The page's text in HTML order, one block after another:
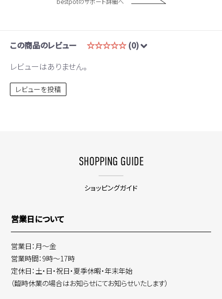
この商品のレビュー ☆☆☆☆☆ (0)
レビューはありません。
レビューを投稿
SHOPPING GUIDE
ショッピングガイド
営業日について
営業日：月～金
営業時間：9時～17時
定休日：土・日・祝日・夏季休暇・年末年始
（臨時休業の場合はお知らせにてお知らせいたします）